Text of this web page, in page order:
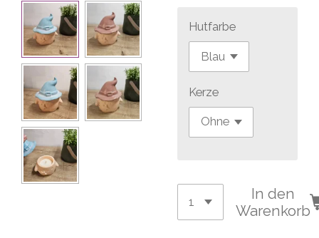
Hutfarbe
Kerze
In den
Warenkorb